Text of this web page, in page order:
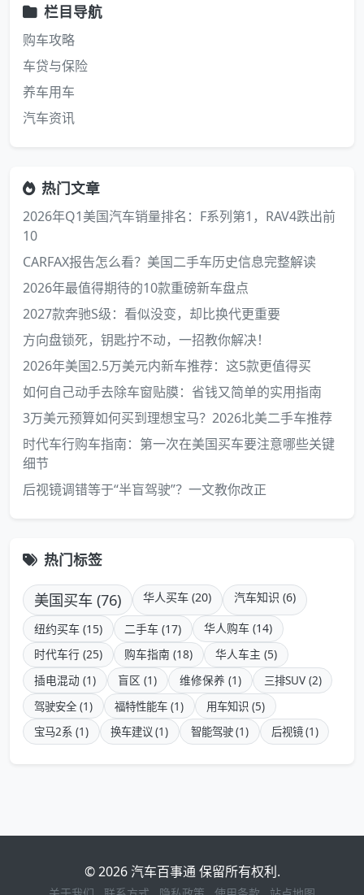
栏目导航
购车攻略
车贷与保险
养车用车
汽车资讯
热门文章
2026年Q1美国汽车销量排名：F系列第1，RAV4跌出前
10
CARFAX报告怎么看？美国二手车历史信息完整解读
2026年最值得期待的10款重磅新车盘点
2027款奔驰S级：看似没变，却比换代更重要
方向盘锁死，钥匙拧不动，一招教你解决！
2026年美国2.5万美元内新车推荐：这5款更值得买
如何自己动手去除车窗贴膜：省钱又简单的实用指南
3万美元预算如何买到理想宝马？2026北美二手车推荐
时代车行购车指南：第一次在美国买车要注意哪些关键
细节
后视镜调错等于“半盲驾驶”？一文教你改正
热门标签
美国买车 (76) 华人买车 (20) 汽车知识 (6)
纽约买车 (15) 二手车 (17)
华人购车 (14)
时代车行 (25)
购车指南 (18)
华人车主 (5)
插电混动 (1)
盲区 (1) 维修保养 (1)
三排SUV (2)
驾驶安全 (1)
福特性能车 (1)
用车知识 (5)
宝马2系 (1)
换车建议 (1) 智能驾驶 (1) 后视镜 (1)
© 2026 汽车百事通 保留所有权利.